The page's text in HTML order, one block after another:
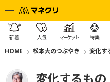
新着 人気 マーケット 特集
HOME 松本大のつぶやき 変化す
変化するもの